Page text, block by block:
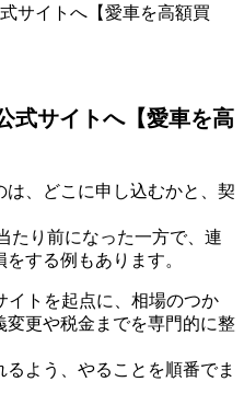
サイトへ【愛車を高額買
式サイトへ【愛車を高
、どこに申し込むかと、契
たり前になった一方で、連
する例もあります。
イトを起点に、相場のつか
更や税金までを専門的に整
よう、やることを順番でま